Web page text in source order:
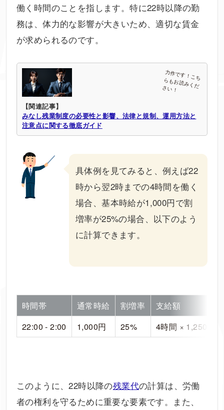
働く時間のことを指します。特に22時以降の勤
務は、体力的な影響が大きいため、適切な賃金
が求められるのです。
【関連記事】
みなし残業制度の必要性と影響、法律と規制、運用方法と
注意点に関する徹底ガイド
具体例を見てみると、例えば22
時から翌2時までの4時間を働く
場合、基本時給が1,000円で割
増率が25%の場合、以下のよう
に計算できます。
時間帯 通常時給 割増率
支給額
22:00 - 2:00
1,000円 25% 4時間 × 1,250円
このように、22時以降の残業代の計算は、労働
者の権利を守るために重要な要素です。また、